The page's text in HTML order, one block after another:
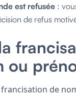
est refusée :
de refus
ou
de